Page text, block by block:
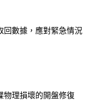
回數據，應對緊急情況
物理損壞的開盤修復